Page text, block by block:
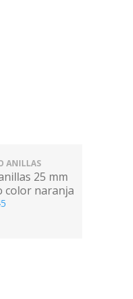
ANILLAS
25 mm
color naranja